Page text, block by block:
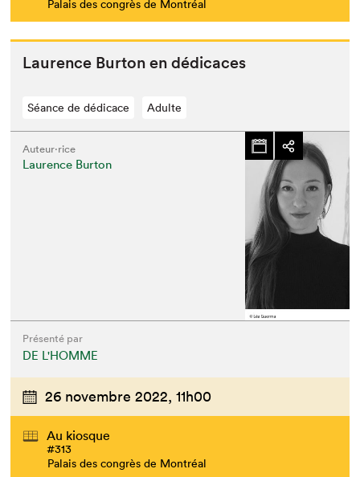
Palais des congrès de Montréal
Lau­rence Bur­ton en dédicaces
Séance de dédicace Adulte
Auteur·rice
Laurence Burton
Présenté par
DE L'HOMME
26 novembre 2022, 11h00
Au kiosque
#313
Palais des congrès de Montréal